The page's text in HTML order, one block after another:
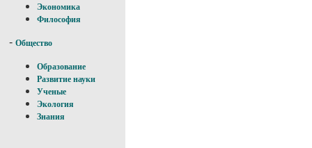
Экономика
Философия
- Общество
Образование
Развитие науки
Ученые
Экология
Знания